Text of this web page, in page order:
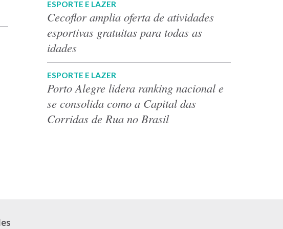
ESPORTE E LAZER
Cecoflor amplia oferta de atividades
esportivas gratuitas para todas as
idades
ESPORTE E LAZER
Porto Alegre lidera ranking nacional e
se consolida como a Capital das
Corridas de Rua no Brasil